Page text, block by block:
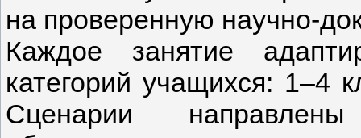
на проверенную научно-
Каждое занятие
категорий учащихся: 1–4
Сценарии